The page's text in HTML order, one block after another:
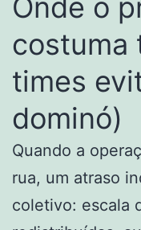
costuma
times
dominó)
Quando a
rua, um atraso
coletivo: escala